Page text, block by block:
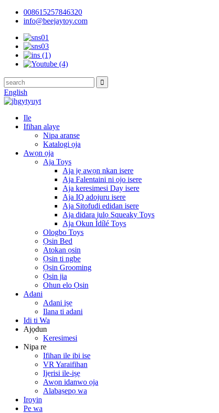
008615257846320
info@beejaytoy.com
English
Ile
Ifihan alaye
Nipa aranse
Katalogi ọja
Awọn ọja
Aja Toys
Aja jẹ awọn nkan isere
Aja Falentaini ni ojo isere
Aja keresimesi Day isere
Aja IQ adojuru isere
Aja Sitofudi edidan isere
Aja didara julọ Squeaky Toys
Aja Okun Ìdílé Toys
Ologbo Toys
Ọsin Bed
Atokan ọsin
Ọsin ti ngbe
Ọsin Grooming
Ọsin jia
Ohun elo Ọsin
Adani
Adani iṣẹ
Ilana ti adani
Idi ti Wa
Ajọdun
Keresimesi
Nipa re
Ifihan ile ibi ise
VR Yaraifihan
Ijẹrisi ile-iṣẹ
Awọn idanwo ọja
Alabaṣepọ wa
Iroyin
Pe wa